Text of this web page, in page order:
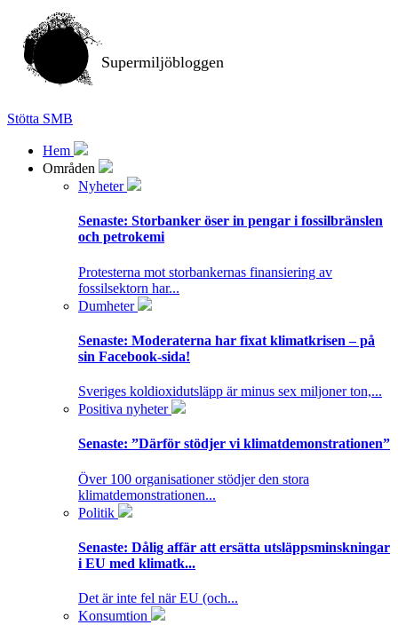
Supermiljöbloggen
Stötta SMB
Hem
Områden
Nyheter
Senaste: Storbanker öser in pengar i fossilbränslen
och petrokemi
Protesterna mot storbankernas finansiering av
fossilsektorn har...
Dumheter
Senaste: Moderaterna har fixat klimatkrisen – på
sin Facebook-sida!
Sveriges koldioxidutsläpp är minus sex miljoner ton,...
Positiva nyheter
Senaste: ”Därför stödjer vi klimatdemonstrationen”
Över 100 organisationer stödjer den stora
klimatdemonstrationen...
Politik
Senaste: Dålig affär att ersätta utsläppsminskningar
i EU med klimatk...
Det är inte fel när EU (och...
Konsumtion